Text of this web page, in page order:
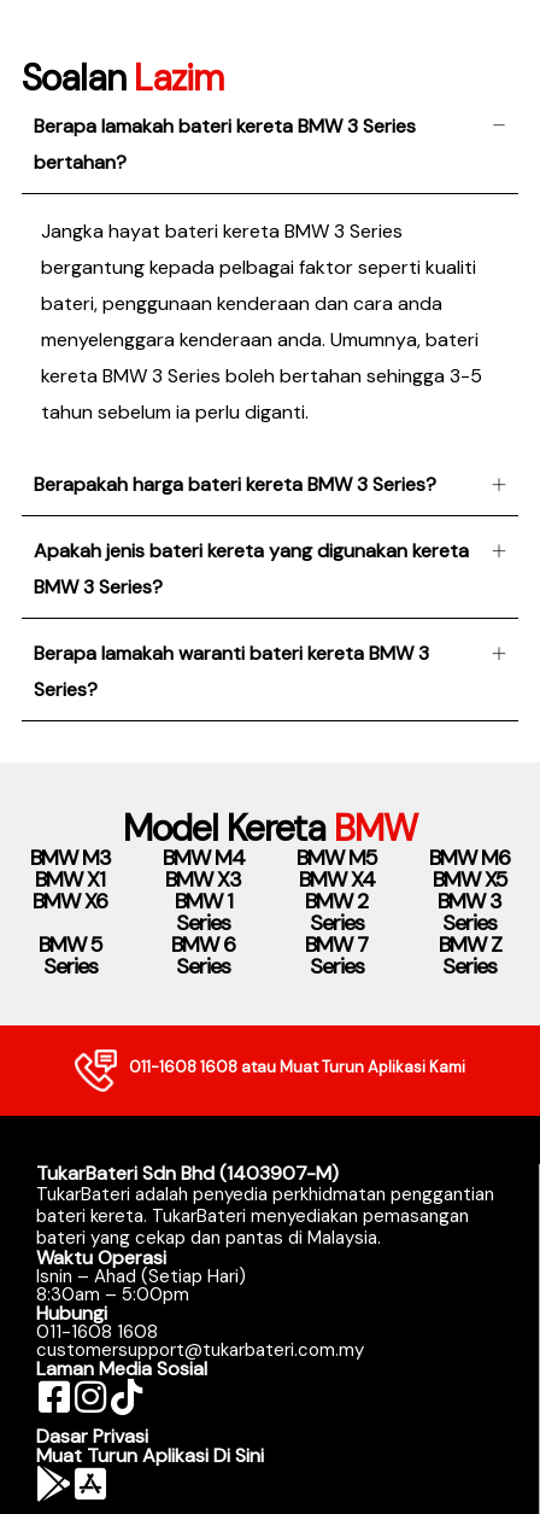
Soalan Lazim
Berapa lamakah bateri kereta BMW 3 Series
bertahan?
Jangka hayat bateri kereta BMW 3 Series
bergantung kepada pelbagai faktor seperti kualiti
bateri, penggunaan kenderaan dan cara anda
menyelenggara kenderaan anda. Umumnya, bateri
kereta BMW 3 Series boleh bertahan sehingga 3-5
tahun sebelum ia perlu diganti.
Berapakah harga bateri kereta BMW 3 Series?
Apakah jenis bateri kereta yang digunakan kereta
BMW 3 Series?
Berapa lamakah waranti bateri kereta BMW 3
Series?
Model Kereta BMW
BMW M3 BMW M4 BMW M5 BMW M6
BMW X1 BMW X3 BMW X4 BMW X5
BMW X6 BMW 1
Series
BMW 2
Series
BMW 3
Series
BMW 5
Series
BMW 6
Series
BMW 7
Series
BMW Z
Series
011-1608 1608atau Muat Turun Aplikasi Kami
TukarBateri Sdn Bhd (1403907-M)
TukarBateri adalah penyedia perkhidmatan penggantian
bateri kereta. TukarBateri menyediakan pemasangan
bateri yang cekap dan pantas di Malaysia.
Waktu Operasi
Isnin – Ahad (Setiap Hari)
8:30am – 5:00pm
Hubungi
011-1608 1608
customersupport@tukarbateri.com.my
Laman Media Sosial
Dasar Privasi
Muat Turun Aplikasi Di Sini